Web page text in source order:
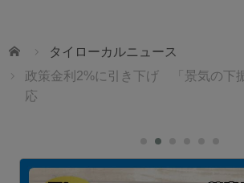
ホーム
タイローカルニュース
政策金利2%に引き下げ 「景気の下
応